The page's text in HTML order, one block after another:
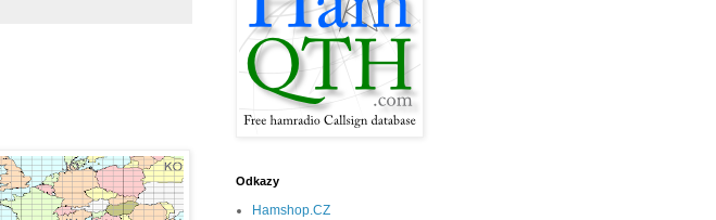
Odkazy
Hamshop.CZ